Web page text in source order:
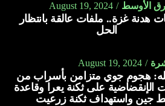
الأوسط August 19, 2024
هدنة غزة.. ملفات عالقة بانتظار
الحل
August 19, 2024
هجوم جوي متزامن بأسراب من
الإنقضاضية على ثكنة يعرا وقاعدة
جين واستهداف ثكنة زرعيت